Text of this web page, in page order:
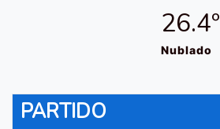
26.4º
Nublado
PARTIDO